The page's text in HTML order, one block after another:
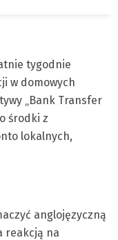
tygodnie
w domowych
„Bank Transfer
środki z
lokalnych,
anglojęzyczną
reakcją na